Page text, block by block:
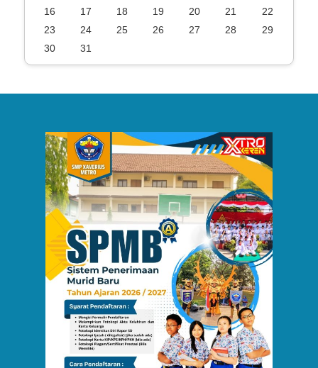
16
17 18 19 20 21
22
23
24 25 26 27 28
29
30
31